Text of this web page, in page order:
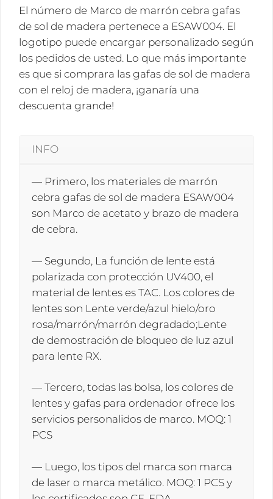
El número de Marco de marrón cebra gafas
de sol de madera pertenece a ESAW004. El
logotipo puede encargar personalizado según
los pedidos de usted. Lo que más importante
es que si comprara las gafas de sol de madera
con el reloj de madera, ¡ganaría una
descuenta grande!
INFO
— Primero, los materiales de marrón
cebra gafas de sol de madera ESAW004
son Marco de acetato y brazo de madera
de cebra.
— Segundo, La función de lente está
polarizada con protección UV400, el
material de lentes es TAC. Los colores de
lentes son Lente verde/azul hielo/oro
rosa/marrón/marrón degradado;Lente
de demostración de bloqueo de luz azul
para lente RX.
— Tercero, todas las bolsa, los colores de
lentes y gafas para ordenador ofrece los
servicios personalidos de marco. MOQ: 1
PCS
— Luego, los tipos del marca son marca
de laser o marca metálico. MOQ: 1 PCS y